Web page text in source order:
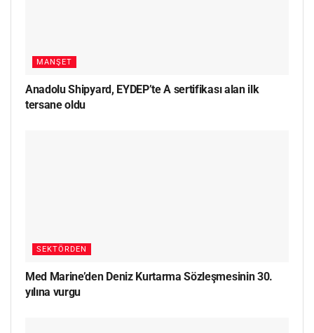
MANŞET
Anadolu Shipyard, EYDEP’te A sertifikası alan ilk
tersane oldu
SEKTÖRDEN
Med Marine’den Deniz Kurtarma Sözleşmesinin 30.
yılına vurgu